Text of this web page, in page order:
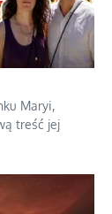
diabełkiem